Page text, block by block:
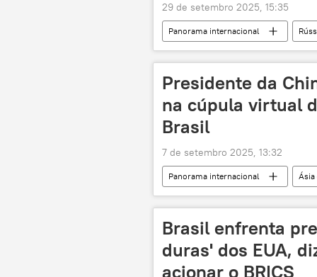
29 de setembro 2025, 15:35
Panorama internacional
Moscou
Irã Brasil
Presidente da
na cúpula virtual
Brasil
7 de setembro 2025, 13:32
Panorama internacional Ásia
Donald Trump
Luiz Inácio
Brasil enfrenta
duras' dos EUA,
acionar o BRICS